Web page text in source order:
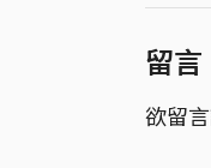
鋼琴
吉他
桌上
你吃
留言
欲留